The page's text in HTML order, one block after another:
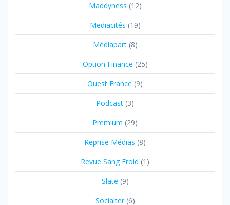
Maddyness (12)
Mediacités (19)
Médiapart(8)
Option Finance (25)
Ouest France (9)
Podcast (3)
Premium (29)
Reprise Médias (8)
Revue Sang Froid (1)
Slate (9)
Socialter(6)